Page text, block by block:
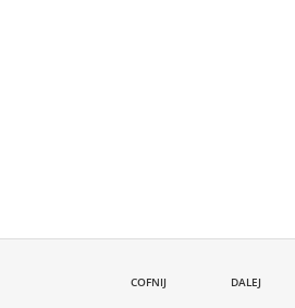
COFNIJ DALEJ